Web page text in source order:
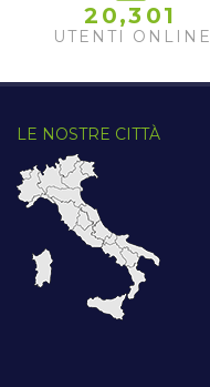
2 0,3 01
UTENTI ONLINE
LE NOSTRE CITTÀ